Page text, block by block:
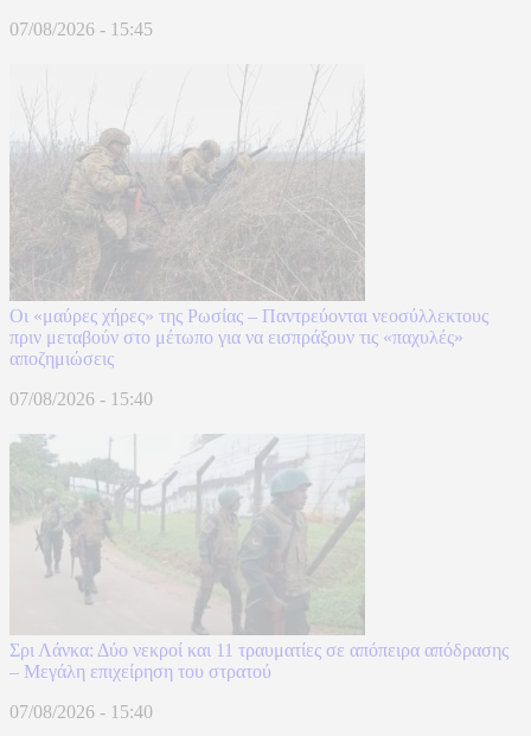
07/08/2026 - 15:45
Οι «μαύρες χήρες» της Ρωσίας – Παντρεύονται νεοσύλλεκτους
πριν μεταβούν στο μέτωπο για να εισπράξουν τις «παχυλές»
αποζημιώσεις
07/08/2026 - 15:40
Σρι Λάνκα: Δύο νεκροί και 11 τραυματίες σε απόπειρα απόδρασης
– Μεγάλη επιχείρηση του στρατού
07/08/2026 - 15:40